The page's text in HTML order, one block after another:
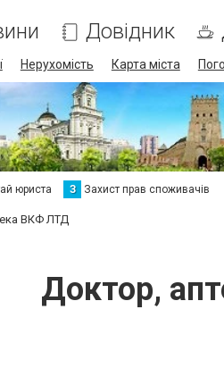
Довідник
Нерухомість Карта міста
юриста З Захист прав споживачів
ВКФ ЛТД
Доктор,